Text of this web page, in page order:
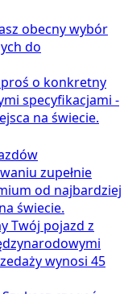
obecny wybór
do
o konkretny
specyfikacjami -
na świecie.
zupełnie
od najbardziej
świecie.
Twój pojazd z
wynosi 45